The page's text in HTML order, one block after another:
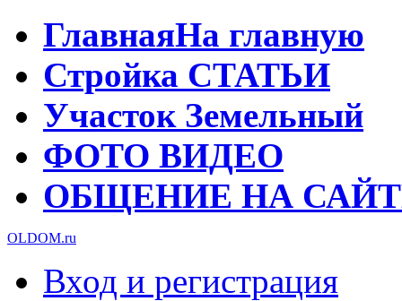
ГлавнаяНа главную
Стройка СТАТЬИ
Участок Земельный
ФОТО ВИДЕО
ОБЩЕНИЕ НА
OLDOM.ru
Вход и регистрация